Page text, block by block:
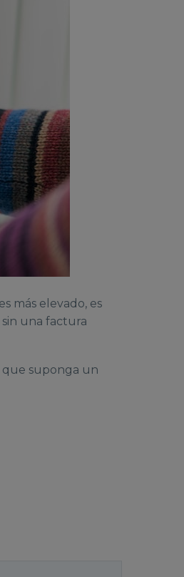
más elevado, es
una factura
que suponga un